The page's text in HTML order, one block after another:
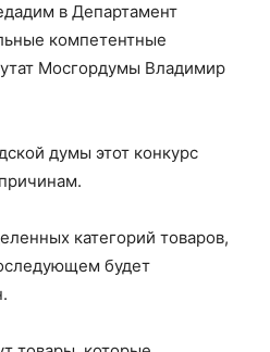
в Департамент
компетентные
Мосгордумы Владимир
думы этот конкурс
категорий товаров,
будет